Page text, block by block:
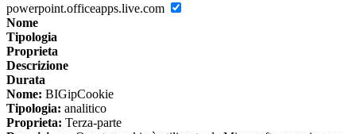
powerpoint.officeapps.live.com
Nome
Tipologia
Proprieta
Descrizione
Durata
Nome: BIGipCookie
Tipologia: analitico
Proprieta: Terza-parte